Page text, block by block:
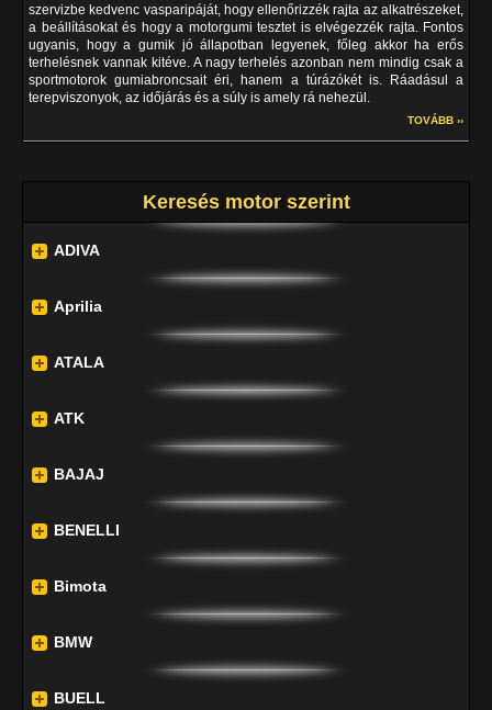
szervizbe kedvenc vasparipáját, hogy ellenőrizzék rajta az alkatrészeket,
a beállításokat és hogy a motorgumi tesztet is elvégezzék rajta. Fontos
ugyanis, hogy a gumik jó állapotban legyenek, főleg akkor ha erős
terhelésnek vannak kitéve. A nagy terhelés azonban nem mindig csak a
sportmotorok gumiabroncsait éri, hanem a túrázókét is. Ráadásul a
terepviszonyok, az időjárás és a súly is amely rá nehezül.
TOVÁBB ››
Keresés motor szerint
ADIVA
Aprilia
ATALA
ATK
BAJAJ
BENELLI
Bimota
BMW
BUELL